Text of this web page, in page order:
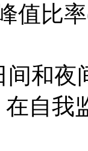
值比率
间和夜
自我